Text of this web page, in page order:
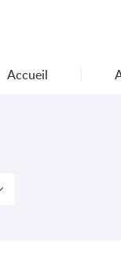
Accueil